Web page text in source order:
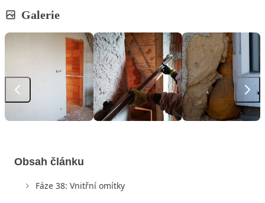
Galerie
Obsah článku
Fáze 38: Vnitřní omítky